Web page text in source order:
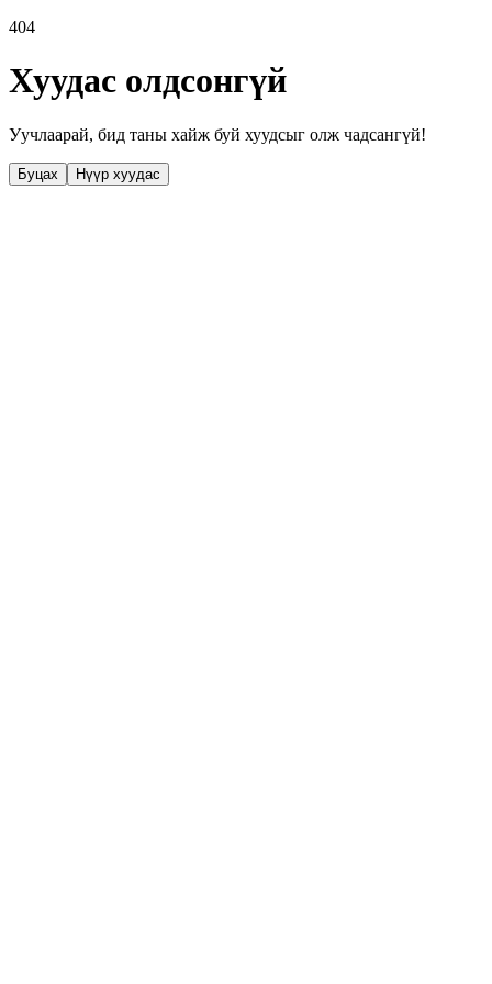
404
Хуудас олдсонгүй
Уучлаарай, бид таны хайж буй хуудсыг олж чадсангүй!
Буцах Нүүр хуудас